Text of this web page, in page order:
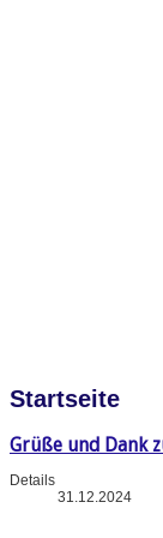
Startseite
Grüße und Dank
Details
31.12.2024